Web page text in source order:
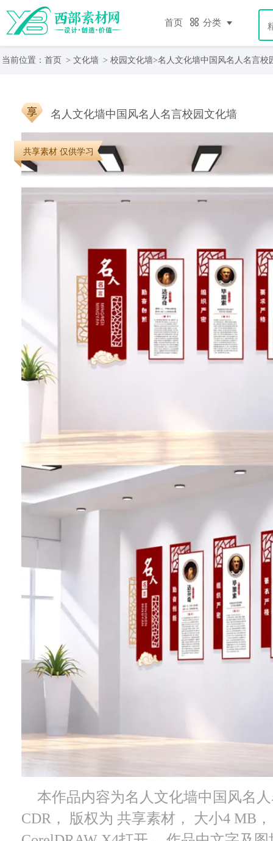
首页 分类
当前位置： 首页 > 文化墙 > 校园文化墙>名人文化墙中国风名人名言校
名人文化墙中国风名人名言校园文化墙
共享素材 仅供学习
本作品内容为名人文化墙中国风名
CDR， 版权为 共享素材， 大小4 MB